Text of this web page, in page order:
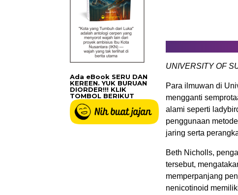
UNIVERSITY OF
Para ilmuwan di
mengganti
alami seperti
penggunaan
jaring serta
Beth Nicholls,
tersebut,
memperpanjang
nenicotinoid
Ada eBook SERU DAN
KEREEN. YUK BURUAN
DIORDER!!! KLIK
TOMBOL BERIKUT